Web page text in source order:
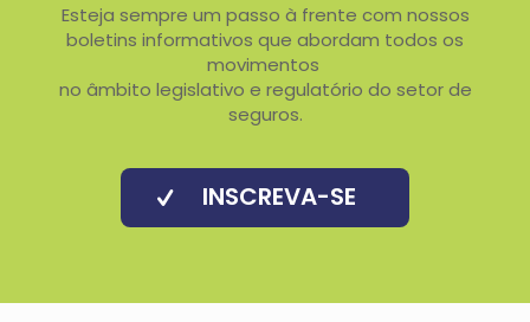
Esteja sempre um passo à frente com nossos
boletins informativos que abordam todos os
movimentos
no âmbito legislativo e regulatório do setor de
seguros.
INSCREVA-SE